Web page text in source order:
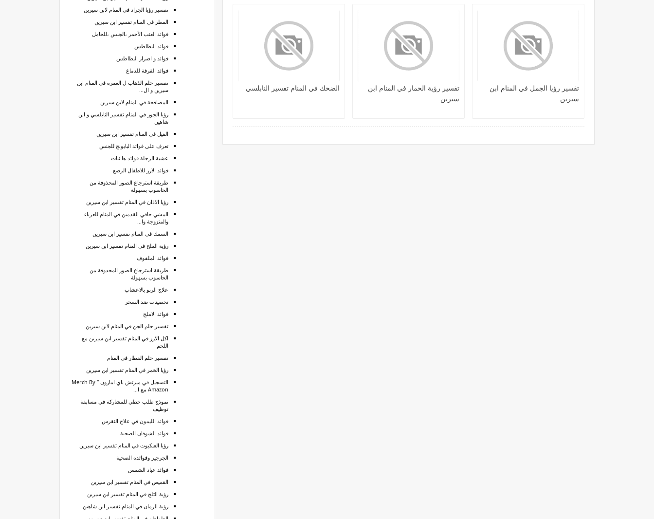
تفسير رؤيا الجمل في المنام ابن
سيرين
تفسير رؤية الحمار في المنام ابن
سيرين
الضحك في المنام تفسير النابلسي
تفسير رؤيا الجراد في المنام لابن سيرين
المطر في المنام تفسير ابن سيرين
فوائد العنب الأحمر ،الجنس ،للحامل
فوائد البطاطس
فوائد و اضرار البطاطس
فوائد القرفة للدماغ
تفسير حلم الذهاب ل العمرة في المنام ابن
سيرين و ال...
المصافحة في المنام لابن سيرين
رؤيا الجوز في المنام تفسير النابلسي و ابن
شاهين
الفيل في المنام تفسير ابن سيرين
تعرف على فوائد البابونج للجنس
عشبة الرجلة فوائد ها نبات
فوائد الارز للاطفال الرضع
طريقة استرجاع الصور المحذوفة من
الحاسوب بسهولة
رؤيا الاذان في المنام تفسير ابن سيرين
المشي حافي القدمين في المنام للعزباء
والمتزوجة وا...
السمك في المنام تفسير ابن سيرين
رؤية الملح في المنام تفسير ابن سيرين
فوائد الملفوف
طريقة استرجاع الصور المحذوفة من
الحاسوب بسهولة
علاج الربو بالاعشاب
تحصينات ضد السحر
فوائد الاملج
تفسير حلم الجن في المنام لابن سيرين
اكل الارز في المنام تفسير ابن سيرين مع
اللحم
تفسير حلم القطار في المنام
رؤيا الخمر في المنام تفسير ابن سيرين
التسجيل في ميرتش باي امازون ” Merch By
Amazon مع ا...
نموذج طلب خطي للمشاركة في مسابقة
توظيف
فوائد الليمون في علاج النقرس
فوائد الشوفان الصحية
رؤيا العنكبوت في المنام تفسير ابن سيرين
الجرجير وفوائده الصحية
فوائد عباد الشمس
القميص في المنام تفسير ابن سيرين
رؤية الثلج في المنام تفسير ابن سيرين
رؤية الرمان في المنام تفسير ابن شاهين